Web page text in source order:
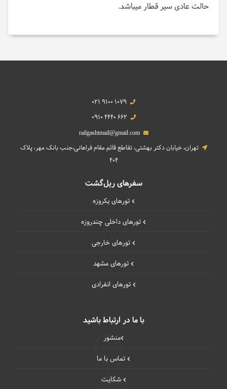
حالت عادی سیر قطار میباشد.
021 9100 1079
0910 4440 662
railgashtmail@gmail.com
تهران، خیابان دکتر بهشتی، تقاطع قائم مقام فراهانی،جنب بانک مهر، پلاک
404
سفرهای ریل‌گشت
تورهای یکروزه
تورهای داخلی چند‌روزه
تورهای خارجی
تورهای مشهد
تورهای انفرادی
با ما در ارتباط باشید
منشور
تماس با ما
شکایت